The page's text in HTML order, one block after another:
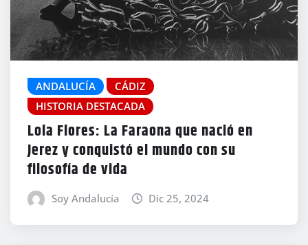
ANDALUCÍA
CÁDIZ
HISTORIA DESTACADA
Lola Flores: La Faraona que nació en
Jerez y conquistó el mundo con su
filosofía de vida
Soy Andalucía Dic 25, 2024